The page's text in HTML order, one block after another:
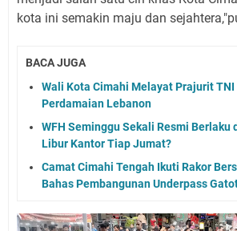
kota ini semakin maju dan
BACA JUGA
Wali Kota Cimahi Melayat Prajurit TNI
Perdamaian Lebanon
WFH Seminggu Sekali Resmi Berlaku
Libur Kantor Tiap Jumat?
Camat Cimahi Tengah Ikuti Rakor
Bahas Pembangunan Underpass